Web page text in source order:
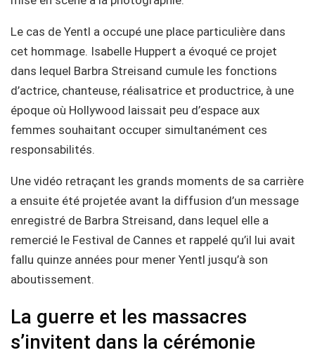
Le cas de Yentl a occupé une place particulière dans
cet hommage. Isabelle Huppert a évoqué ce projet
dans lequel Barbra Streisand cumule les fonctions
d’actrice, chanteuse, réalisatrice et productrice, à une
époque où Hollywood laissait peu d’espace aux
femmes souhaitant occuper simultanément ces
responsabilités.
Une vidéo retraçant les grands moments de sa carrière
a ensuite été projetée avant la diffusion d’un message
enregistré de Barbra Streisand, dans lequel elle a
remercié le Festival de Cannes et rappelé qu’il lui avait
fallu quinze années pour mener Yentl jusqu’à son
aboutissement.
La guerre et les massacres
s’invitent dans la cérémonie